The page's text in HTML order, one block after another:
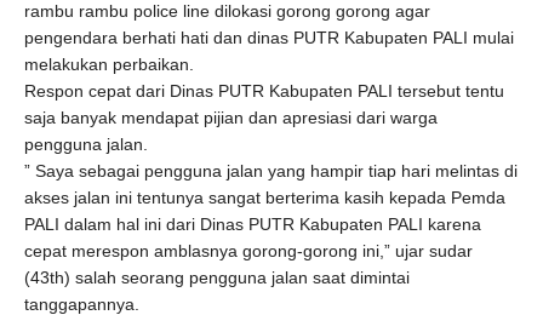
rambu rambu police line dilokasi gorong gorong agar
pengendara berhati hati dan dinas PUTR Kabupaten PALI mulai
melakukan perbaikan.
Respon cepat dari Dinas PUTR Kabupaten PALI tersebut tentu
saja banyak mendapat pijian dan apresiasi dari warga
pengguna jalan.
” Saya sebagai pengguna jalan yang hampir tiap hari melintas di
akses jalan ini tentunya sangat berterima kasih kepada Pemda
PALI dalam hal ini dari Dinas PUTR Kabupaten PALI karena
cepat merespon amblasnya gorong-gorong ini,” ujar sudar
(43th) salah seorang pengguna jalan saat dimintai
tanggapannya.